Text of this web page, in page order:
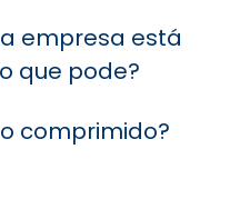
empresa está
que pode?
comprimido?